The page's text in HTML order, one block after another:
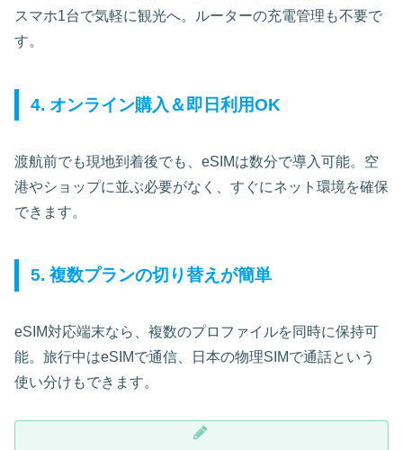
スマホ1台で気軽に観光へ。ルーターの充電管理も不要で
す。
4. オンライン購入＆即日利用OK
渡航前でも現地到着後でも、eSIMは数分で導入可能。空
港やショップに並ぶ必要がなく、すぐにネット環境を確保
できます。
5. 複数プランの切り替えが簡単
eSIM対応端末なら、複数のプロファイルを同時に保持可
能。旅行中はeSIMで通信、日本の物理SIMで通話という
使い分けもできます。